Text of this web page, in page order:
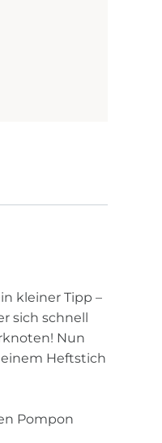
kleiner Tipp –
sich schnell
Nun
Heftstich
Pompon